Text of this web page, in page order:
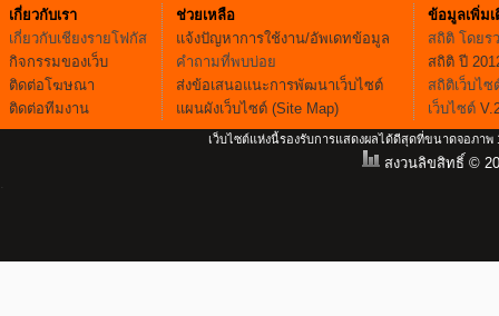
เกี่ยวกับเรา
เกี่ยวกับเชียงรายโฟกัส
กิจกรรมของเว็บ
ติดต่อโฆษณา
ติดต่อทีมงาน
ช่วยเหลือ
แจ้งปัญหาการใช้งาน/อัพเดทข้อมูล
คำถามที่พบบ่อย
ส่งข้อเสนอแนะการพัฒนาเว็บไซต์
แผนผังเว็บไซต์ (Site Map)
ข้อมูลเพิ่มเ
สถิติ โดยร
สถิติ ปี
สถิติเว็บไ
เว็บไซต์
เว็บไซต์แห่งนี้รองรับการแสดงผลได้ดีสุดที่ขนาดจอภาพ
สงวนลิขสิทธิ์ ©